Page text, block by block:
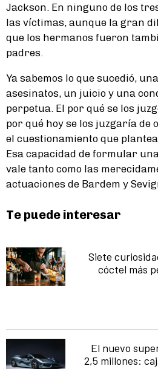
Jackson. En ninguno de los
las víctimas, aunque la gran
que los hermanos fueron
padres.
Ya sabemos lo que sucedió,
asesinatos, un juicio y una
perpetua. El por qué se los
por qué hoy se los juzgaría de
el cuestionamiento que
Esa capacidad de formular
vale tanto como las
actuaciones de Bardem y
Te puede interesar
Siete
cóctel más
El nuevo
2,5 millones: